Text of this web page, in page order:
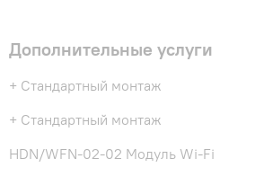
Дополнительные услуги
+ Стандартный монтаж
+ Стандартный монтаж
HDN/WFN-02-02 Модуль Wi-Fi